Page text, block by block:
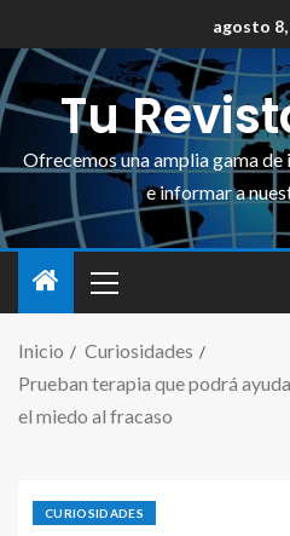
agosto 8,
Tu
Ofrecemos una amplia gama
e informar a
Inicio
Curiosidades
Prueban terapia que podrá
el miedo al fracaso
CURIOSIDADES